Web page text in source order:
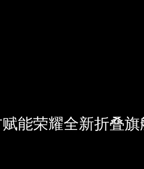
能荣耀全新折叠